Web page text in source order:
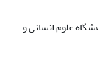
علوم انسانی و